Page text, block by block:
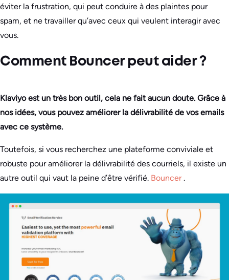
éviter la frustration, qui peut conduire à des plaintes pour
spam, et ne travailler qu’avec ceux qui veulent interagir avec
vous.
Comment Bouncer peut aider ?
Klaviyo est un très bon outil, cela ne fait aucun doute. Grâce à
nos idées, vous pouvez améliorer la délivrabilité de vos emails
avec ce système.
Toutefois, si vous recherchez une plateforme conviviale et
robuste pour améliorer la délivrabilité des courriels, il existe un
autre outil qui vaut la peine d’être vérifié. Bouncer.